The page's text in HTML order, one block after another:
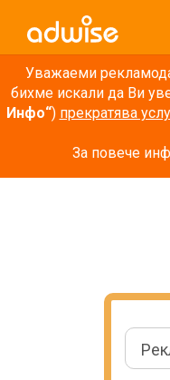
Уважаеми
бихме искали да Ви
Инфо“) прекратява
За повече